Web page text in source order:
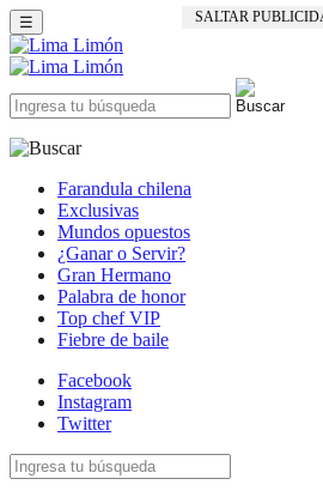
SALTAR
☰
Farandula chilena
Exclusivas
Mundos opuestos
¿Ganar o Servir?
Gran Hermano
Palabra de honor
Top chef VIP
Fiebre de baile
Facebook
Instagram
Twitter